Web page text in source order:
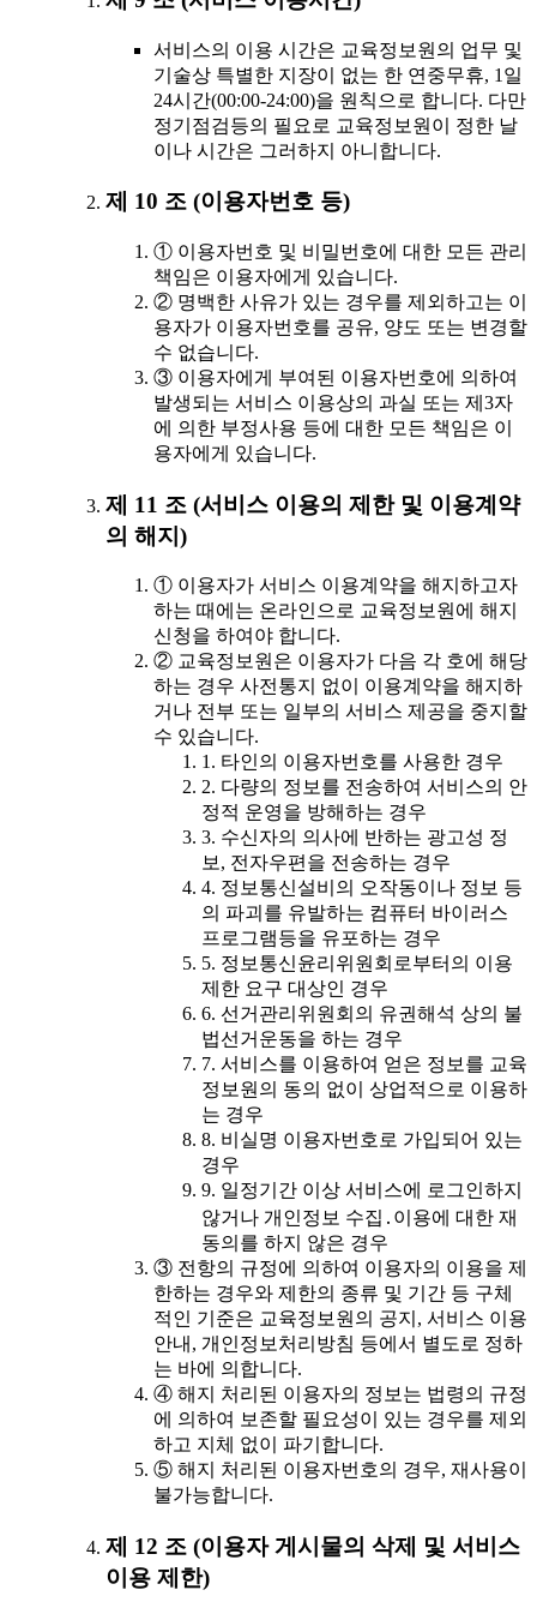
서비스의 이용 시간은 교육정보원의 업무 및
기술상 특별한 지장이 없는 한 연중무휴, 1일
24시간(00:00-24:00)을 원칙으로 합니다. 다만
정기점검등의 필요로 교육정보원이 정한 날
이나 시간은 그러하지 아니합니다.
제 10 조 (이용자번호 등)
① 이용자번호 및 비밀번호에 대한 모든 관리
책임은 이용자에게 있습니다.
② 명백한 사유가 있는 경우를 제외하고는 이
용자가 이용자번호를 공유, 양도 또는 변경할
수 없습니다.
③ 이용자에게 부여된 이용자번호에 의하여
발생되는 서비스 이용상의 과실 또는 제3자
에 의한 부정사용 등에 대한 모든 책임은 이
용자에게 있습니다.
제 11 조 (서비스 이용의 제한 및 이용계약
의 해지)
① 이용자가 서비스 이용계약을 해지하고자
하는 때에는 온라인으로 교육정보원에 해지
신청을 하여야 합니다.
② 교육정보원은 이용자가 다음 각 호에 해당
하는 경우 사전통지 없이 이용계약을 해지하
거나 전부 또는 일부의 서비스 제공을 중지할
수 있습니다.
1. 타인의 이용자번호를 사용한 경우
2. 다량의 정보를 전송하여 서비스의 안
정적 운영을 방해하는 경우
3. 수신자의 의사에 반하는 광고성 정
보, 전자우편을 전송하는 경우
4. 정보통신설비의 오작동이나 정보 등
의 파괴를 유발하는 컴퓨터 바이러스
프로그램등을 유포하는 경우
5. 정보통신윤리위원회로부터의 이용
제한 요구 대상인 경우
6. 선거관리위원회의 유권해석 상의 불
법선거운동을 하는 경우
7. 서비스를 이용하여 얻은 정보를 교육
정보원의 동의 없이 상업적으로 이용하
는 경우
8. 비실명 이용자번호로 가입되어 있는
경우
9. 일정기간 이상 서비스에 로그인하지
않거나 개인정보 수집․이용에 대한 재
동의를 하지 않은 경우
③ 전항의 규정에 의하여 이용자의 이용을 제
한하는 경우와 제한의 종류 및 기간 등 구체
적인 기준은 교육정보원의 공지, 서비스 이용
안내, 개인정보처리방침 등에서 별도로 정하
는 바에 의합니다.
④ 해지 처리된 이용자의 정보는 법령의 규정
에 의하여 보존할 필요성이 있는 경우를 제외
하고 지체 없이 파기합니다.
⑤ 해지 처리된 이용자번호의 경우, 재사용이
불가능합니다.
제 12 조 (이용자 게시물의 삭제 및 서비스
이용 제한)